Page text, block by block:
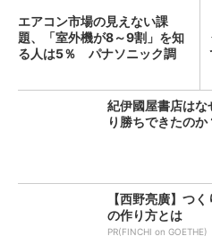
エアコン市場の見えない課
題、「室外機が8～9割」を知
る人は5％ パナソニック調
紀伊國屋書店は
り勝ちできたの
【西野亮廣】つ
の作り方とは
PR(FINCHI on GOETHE)